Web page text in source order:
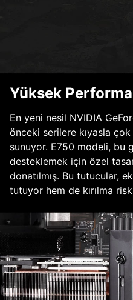
Yüksek
En yeni nesil NVIDIA
önceki serilere kıyasla
sunuyor. E750 modeli, bu
desteklemek için özel
donatılmış. Bu tutucular,
tutuyor hem de kırılma